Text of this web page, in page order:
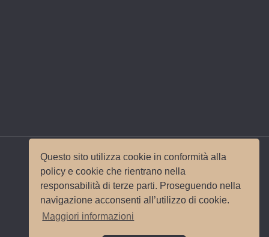
Questo sito utilizza cookie in conformità alla
policy e cookie che rientrano nella
responsabilità di terze parti. Proseguendo nella
navigazione acconsenti all’utilizzo di cookie.
Maggiori informazioni
© 2017 Wedding Planner Milano Italy |Mappa del
sito|Privacy e Cookie PolicySito e
posizionamento realizzato dall'